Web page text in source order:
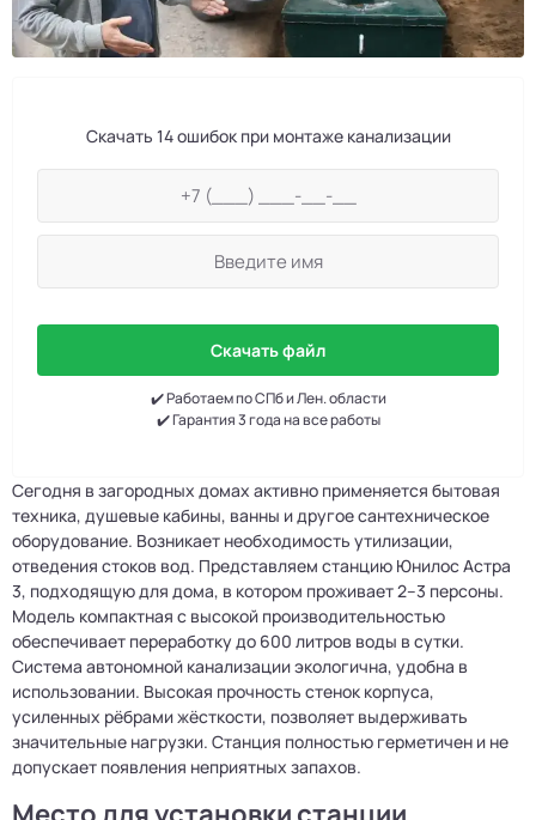
Скачать 14 ошибок при монтаже канализации
Скачать файл
✔️ Работаем по СПб и Лен. области
✔️ Гарантия 3 года на все работы
Сегодня в загородных домах активно применяется бытовая
техника, душевые кабины, ванны и другое сантехническое
оборудование. Возникает необходимость утилизации,
отведения стоков вод. Представляем станцию Юнилос Астра
3, подходящую для дома, в котором проживает 2–3 персоны.
Модель компактная с высокой производительностью
обеспечивает переработку до 600 литров воды в сутки.
Система автономной канализации экологична, удобна в
использовании. Высокая прочность стенок корпуса,
усиленных рёбрами жёсткости, позволяет выдерживать
значительные нагрузки. Станция полностью герметичен и не
допускает появления неприятных запахов.